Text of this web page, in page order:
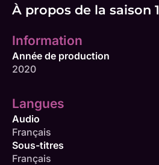
À propos de la saison 1
Information
Année de production
2020
Langues
Audio
Français
Sous-titres
Français